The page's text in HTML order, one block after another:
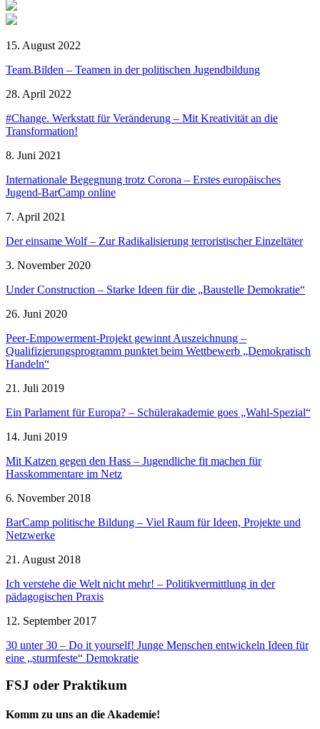
15. August 2022
Team.Bilden – Teamen in der politischen Jugendbildung
28. April 2022
#Change. Werkstatt für Veränderung – Mit Kreativität an die
Transformation!
8. Juni 2021
Internationale Begegnung trotz Corona – Erstes europäisches
Jugend-BarCamp online
7. April 2021
Der einsame Wolf – Zur Radikalisierung terroristischer Einzeltäter
3. November 2020
Under Construction – Starke Ideen für die „Baustelle Demokratie“
26. Juni 2020
Peer-Empowerment-Projekt gewinnt Auszeichnung –
Qualifizierungsprogramm punktet beim Wettbewerb „Demokratisch
Handeln“
21. Juli 2019
Ein Parlament für Europa? – Schülerakademie goes „Wahl-Spezial“
14. Juni 2019
Mit Katzen gegen den Hass – Jugendliche fit machen für
Hasskommentare im Netz
6. November 2018
BarCamp politische Bildung – Viel Raum für Ideen, Projekte und
Netzwerke
21. August 2018
Ich verstehe die Welt nicht mehr! – Politikvermittlung in der
pädagogischen Praxis
12. September 2017
30 unter 30 – Do it yourself! Junge Menschen entwickeln Ideen für
eine „sturmfeste“ Demokratie
FSJ oder Praktikum
Komm zu uns an die Akademie!